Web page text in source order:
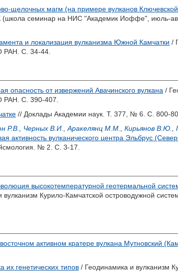
щелочных магм (на примере вулканов
(школа семинар на НИС "Академик Иоффе", июль-
и локализация вулканизма Южной Камчатки /
РАН. С. 34-44.
опасность от извержений Авачинского вулкана /
РАН. С. 390-407.
// Доклады Академии наук. Т. 377, № 6. С. 800-
Р.В. Черных В.И. Аракелянц М.М. Кирьянов В.Ю.
активность вулканического центра Эльбрус
№ 2. С. 3-17.
высокотемпературной геотермальной
вулканизм Курило-Камчатской островодужной
активном кратере вулкана Мутновский
их генетических типов / Геодинамика и вулканизм